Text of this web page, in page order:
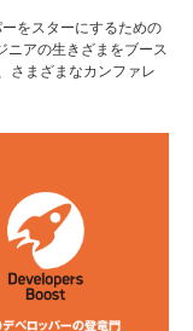
をスターにするための
アの生きざまをブース
さまざまなカンファレ